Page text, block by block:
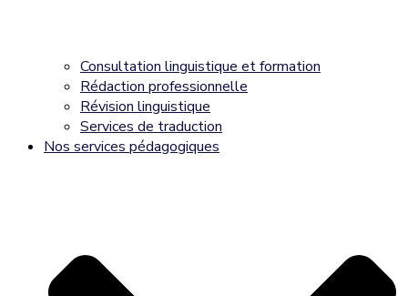
Consultation linguistique et formation
Rédaction professionnelle
Révision linguistique
Services de traduction
Nos services pédagogiques